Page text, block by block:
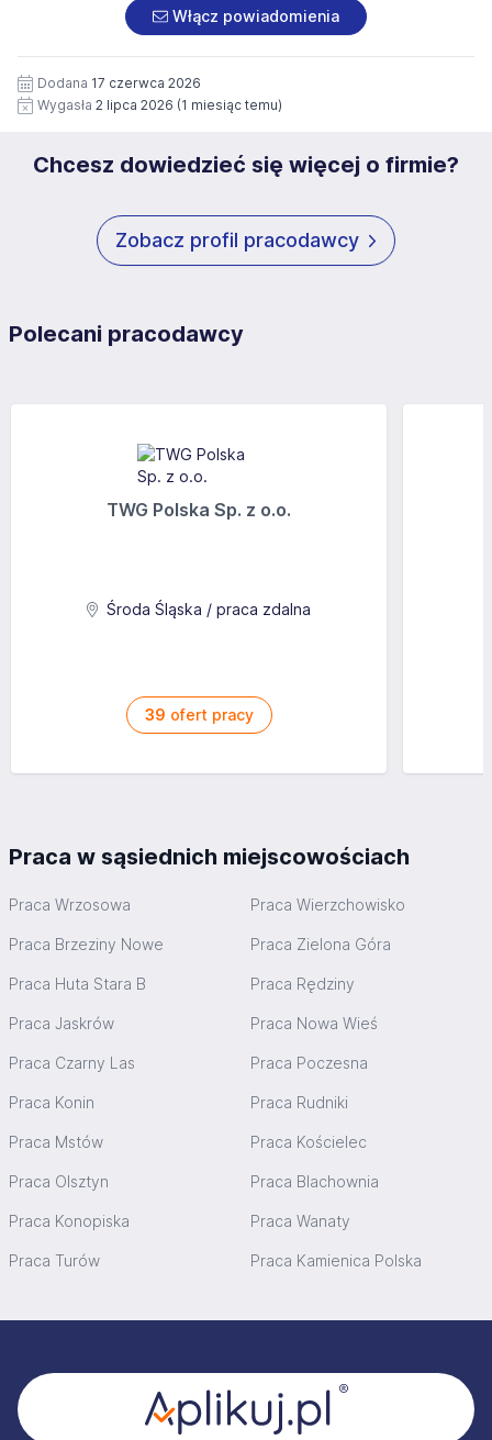
pod numerem 33 816 64 09 lub pisemnie na adres
siedziby administratora.
https://www.workprofit.pl/klauzula-informacyjna.html
załączonych dokumentach aplikacyjnych (w tym
wizerunku), na potrzeby przyszłych rekrutacji przez okres
12 miesięcy. Zgoda jest dobrowolna i może być w każdym
czasie wycofana.
Włącz powiadomienia
Dodana 17 czerwca 2026
Wygasła 2 lipca 2026 (1 miesiąc temu)
Chcesz dowiedzieć się więcej o firmie?
Zobacz profil pracodawcy
Polecani pracodawcy
TWG Polska Sp. z o.o.
Środa Śląska / praca zdalna
39 ofert pracy
Praca w sąsiednich miejscowościach
Praca Wrzosowa Praca Wierzchowisko
Praca Brzeziny Nowe Praca Zielona Góra
Praca Huta Stara B Praca Rędziny
Praca Jaskrów Praca Nowa Wieś
Praca Czarny Las Praca Poczesna
Praca Konin Praca Rudniki
Praca Mstów Praca Kościelec
Praca Olsztyn Praca Blachownia
Praca Konopiska Praca Wanaty
Praca Turów Praca Kamienica Polska